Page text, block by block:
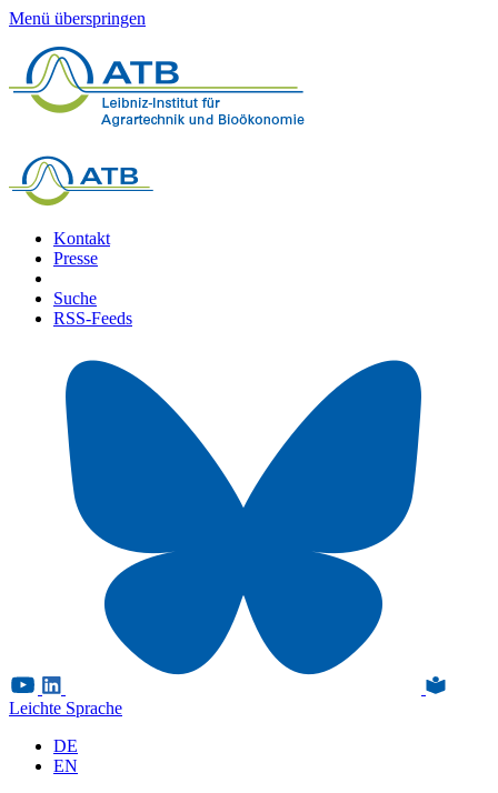
Menü überspringen
Kontakt
Presse
Suche
RSS-Feeds
Leichte Sprache
DE
EN